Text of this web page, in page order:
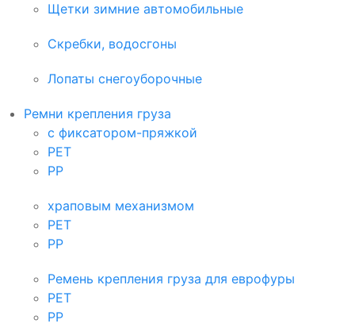
Щетки зимние автомобильные
Скребки, водосгоны
Лопаты снегоуборочные
Ремни крепления груза
с фиксатором-пряжкой
PET
PP
храповым механизмом
PET
PP
Ремень крепления груза для еврофуры
PET
PP